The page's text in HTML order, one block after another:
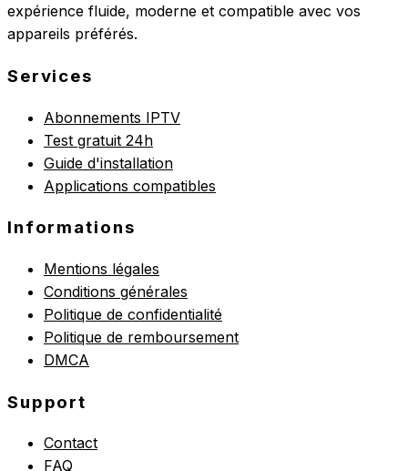
expérience fluide, moderne et compatible avec vos
appareils préférés.
Services
Abonnements IPTV
Test gratuit 24h
Guide d'installation
Applications compatibles
Informations
Mentions légales
Conditions générales
Politique de confidentialité
Politique de remboursement
DMCA
Support
Contact
FAQ